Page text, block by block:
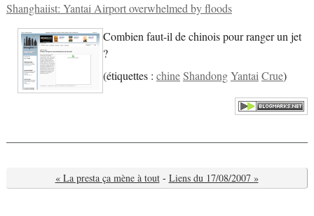
Shanghaiist: Yantai Airport overwhelmed by floods
Combien faut-il de chinois pour ranger un jet
?
(étiquettes : chineShandongYantaiCrue)
« La presta ça mène à tout - Liens du 17/08/2007 »